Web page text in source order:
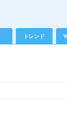
トレンド